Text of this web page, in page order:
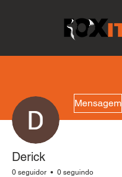
Mensagem
Derick
0 seguidor 0 seguindo